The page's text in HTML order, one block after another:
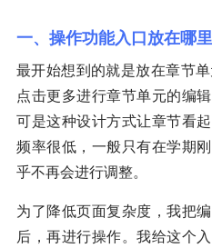
一、操作功能入口放在哪
最开始想到的就是放在章节
点击更多进行章节单元的编
可是这种设计方式让章节看
频率很低，一般只有在学期
乎不再会进行调整。
为了降低页面复杂度，我把
后，再进行操作。我给这个